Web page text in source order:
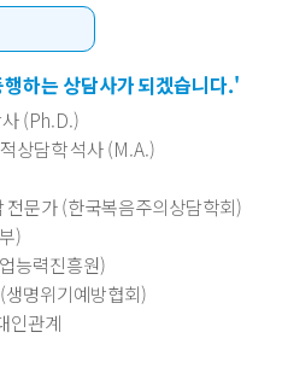
하는 상담사가 되겠습니다.'
(Ph.D.)
상담학 석사 (M.A.)
전문가 (한국복음주의상담학회)
)
능력진흥원)
명위기예방협회)
인관계